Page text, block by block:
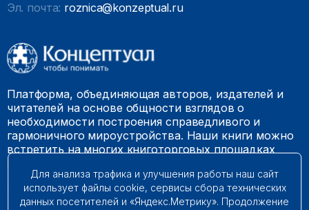
Эл. почта: roznica@konzeptual.ru
Платформа, объединяющая авторов, издателей и
читателей на основе общности взглядов о
необходимости построения справедливого и
гармоничного мироустройства. Наши книги можно
встретить на многих книготорговых площадках
© 2009 – 2026. Все права защищены.
Для анализа трафика и улучшения работы наш сайт
использует файлы cookie, сервисы сбора технических
данных посетителей и «Яндекс.Метрику». Продолжение